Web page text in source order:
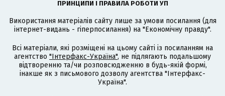
ПРИНЦИПИ І ПРАВИЛА РОБОТИ УП
Використання матеріалів сайту лише за умови посилання (для
інтернет-видань - гіперпосилання) на "Економічну правду".
Всі матеріали, які розміщені на цьому сайті із посиланням на
агентство "Інтерфакс-Україна", не підлягають подальшому
відтворенню та/чи розповсюдженню в будь-якій формі,
інакше як з письмового дозволу агентства "Інтерфакс-
Україна".